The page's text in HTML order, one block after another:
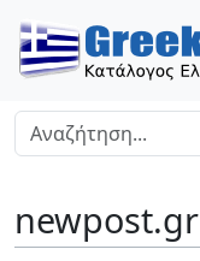
newpost.gr